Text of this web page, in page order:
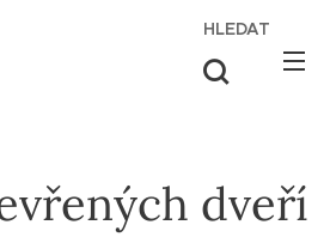
HLEDAT
dveří